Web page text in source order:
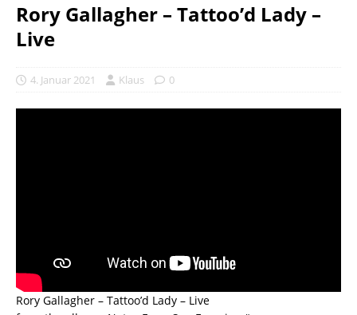
Rory Gallagher – Tattoo’d Lady –
Live
4. Januar 2021 Klaus 0
Rory Gallagher – Tattoo’d Lady – Live